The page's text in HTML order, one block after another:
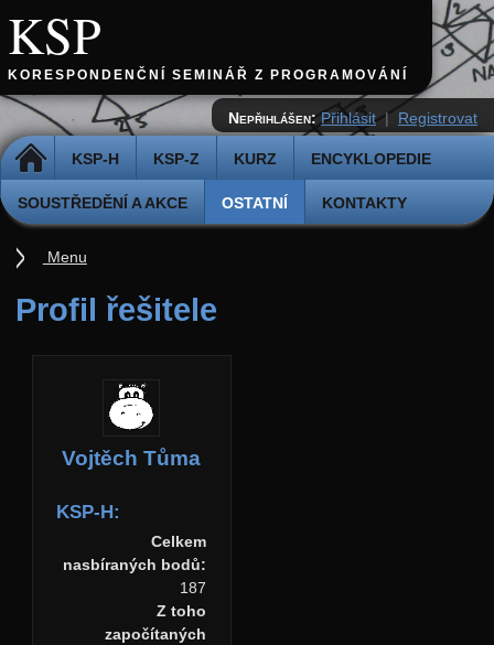
KSP
KORESPONDENČNÍ SEMINÁŘ Z PROGRAMOVÁNÍ
DOMŮ KSP-H KSP-Z KURZ ENCYKLOPEDIE
SOUSTŘEDĚNÍ A AKCE OSTATNÍ KONTAKTY
Nepřihlášen: Přihlásit | Registrovat
Profil řešitele
Vojtěch Tůma
KSP-H:
Celkem
nasbíraných bodů:
187
Z toho
započítaných
Menu